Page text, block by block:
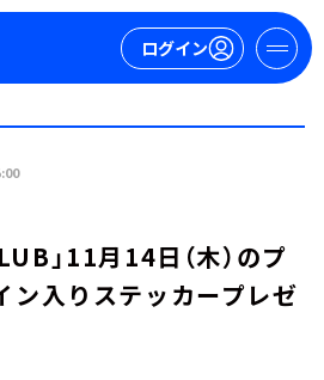
ログイン
」11月14日（木）のプ
ン入りステッカープレゼ